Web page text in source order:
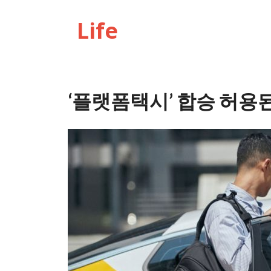
Life
‘플랫폼택시’ 합승 허용